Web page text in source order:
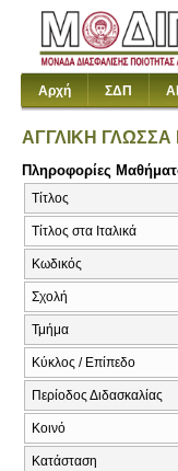
Αρχή ΣΔΠ
ΑΓΓΛΙΚΗ ΓΛΩΣΣΑ
Πληροφορίες
Τίτλος
Τίτλος στα Ιταλικά
Κωδικός
Σχολή
Τμήμα
Κύκλος / Επίπεδο
Περίοδος Διδασκαλίας
Κοινό
Κατάσταση